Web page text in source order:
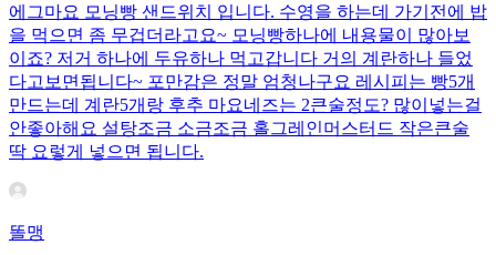
에그마요 모닝빵 샌드위치 입니다. 수영을 하는데 가기전에 밥
을 먹으면 좀 무겁더라고요~ 모닝빵하나에 내용물이 많아보
이죠? 저거 하나에 두유하나 먹고갑니다 거의 계란하나 들었
다고보면됩니다~ 포만감은 정말 엄청나구요 레시피는 빵5개
만드는데 계란5개랑 후추 마요네즈는 2큰술정도? 많이넣는걸
안좋아해요 설탕조금 소금조금 홀그레인머스터드 작은큰술
딱 요렇게 넣으면 됩니다.
똘맹